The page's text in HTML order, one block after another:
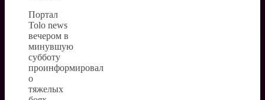
Портал
Tolo news
вечером в
минувшую
субботу
проинформировал
о
тяжелых